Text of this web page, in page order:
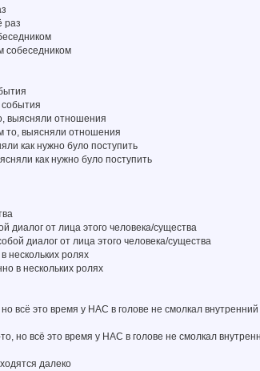
раз
собеседником
выясняли отношения
то, выясняли отношения
как нужно було поступить
как нужно було поступить
диалог от лица этого человека/существа
диалог от лица этого человека/существа
нескольких ролях
в нескольких ролях
всё это время у НАС в голове не смолкал внутренний
но всё это время у НАС в голове не смолкал
далеко